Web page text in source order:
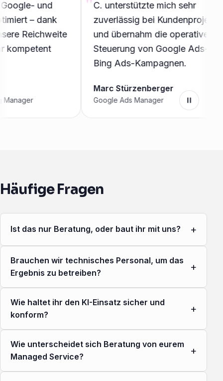
und
– dank
Reichweite
C. unterstützte mich sehr
zuverlässig bei Kundenprojekten
und übernahm die operative
Steuerung von Google Ads- und
Bing Ads-Kampagnen.
Marc Stürzenberger
Google Ads Manager
Pause
Häufige Fragen
Ist das nur Beratung, oder baut ihr mit uns? +
Brauchen wir technisches Personal, um das
Ergebnis zu betreiben?
+
Wie haltet ihr den KI-Einsatz sicher und
konform?
+
Wie unterscheidet sich Beratung von eurem
Managed Service?
+